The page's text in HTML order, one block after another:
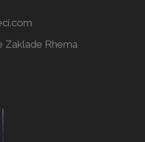
Zaklade Rhema